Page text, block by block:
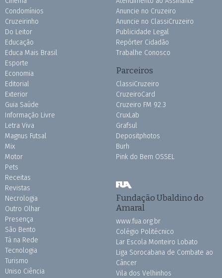
Condomínios
Cruzeirinho
Do Leitor
Educação
Educa Mais Brasil
Esporte
Economia
Editorial
Exterior
Guia Saúde
Informação Livre
Letra Viva
Magnus Futsal
Mix
Motor
Pets
Receitas
Revistas
Necrologia
Outro Olhar
Presença
São Bento
Tá na Rede
Tecnologia
Turismo
Uniso Ciência
Anuncie no Cruzeiro
Anuncie no ClassiCruzeiro
Publicidade Legal
Repórter Cidadão
Trabalhe Conosco
Parceiros
ClassiCruzeiro
CruzeiroCard
Cruzeiro FM 92.3
CruxLab
Grafsul
Depositphotos
Burh
Pink do Bem OSSEL
Fundação Ubaldino do
Amaral
www.fua.org.br
Colégio Politécnico
Lar Escola Monteiro Lobato
Liga Sorocabana de Combate ao
Câncer
Vila dos Velhinhos